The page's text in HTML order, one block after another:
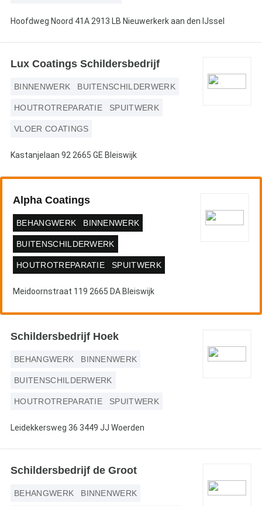
Hoofdweg Noord 41A 2913 LB Nieuwerkerk aan den IJssel
Lux Coatings Schildersbedrijf
BINNENWERK BUITENSCHILDERWERK
HOUTROTREPARATIE SPUITWERK
VLOER COATINGS
Kastanjelaan 92 2665 GE Bleiswijk
Alpha Coatings
BEHANGWERK BINNENWERK
BUITENSCHILDERWERK
HOUTROTREPARATIE SPUITWERK
Meidoornstraat 119 2665 DA Bleiswijk
Schildersbedrijf Hoek
BEHANGWERK BINNENWERK
BUITENSCHILDERWERK
HOUTROTREPARATIE SPUITWERK
Leidekkersweg 36 3449 JJ Woerden
Schildersbedrijf de Groot
BEHANGWERK BINNENWERK